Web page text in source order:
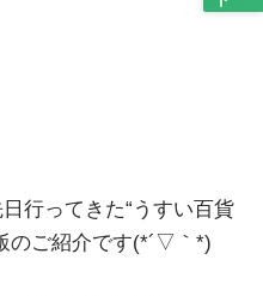
行ってきた“うすい百貨
のご紹介です(*´▽｀*)